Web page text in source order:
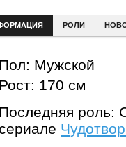
РОЛИ
Пол: Мужской
Рост: 170 см
Последняя роль: